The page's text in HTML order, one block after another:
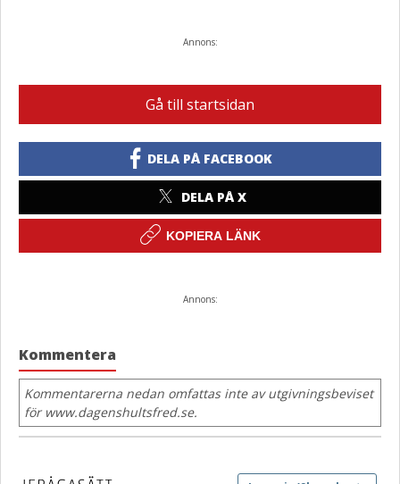
Annons:
Gå till startsidan
DELA PÅ FACEBOOK
DELA PÅ X
KOPIERA LÄNK
Annons:
Kommentera
Kommentarerna nedan omfattas inte av utgivningsbeviset
för www.dagenshultsfred.se.